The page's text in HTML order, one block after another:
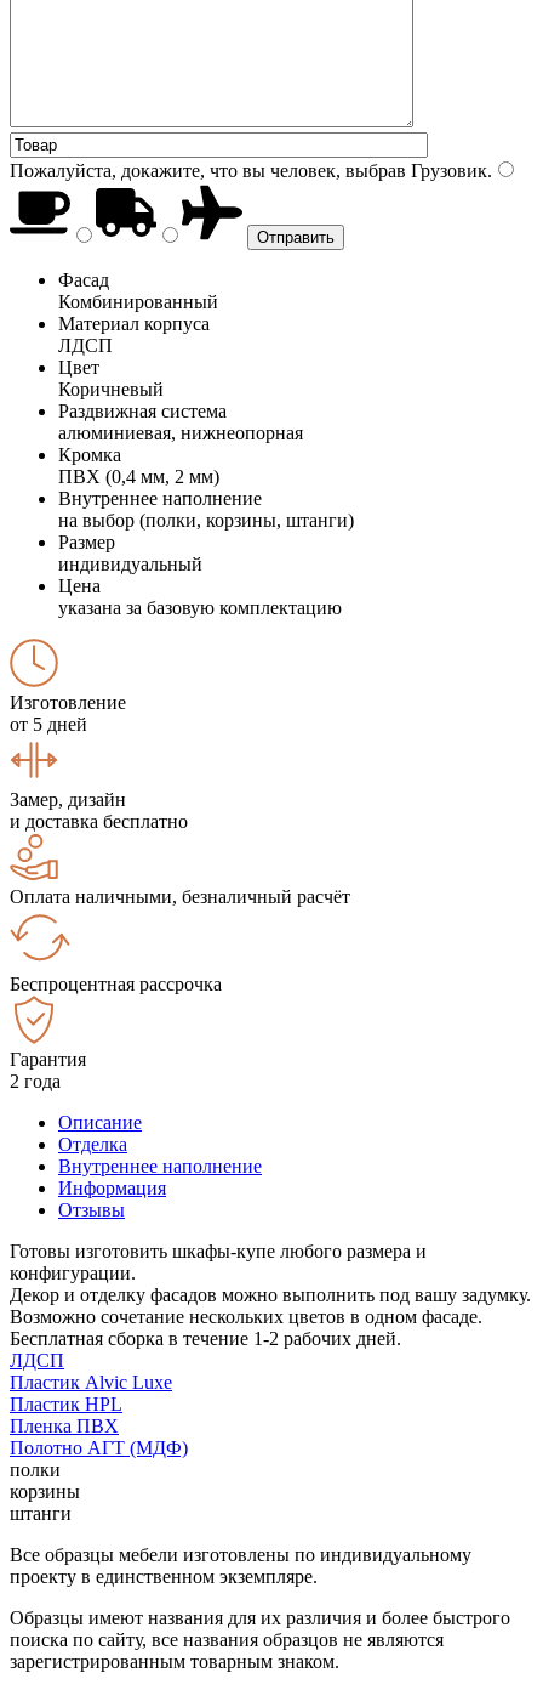
Пожалуйста, докажите, что вы человек, выбрав Грузовик.
Фасад
Комбинированный
Материал корпуса
ЛДСП
Цвет
Коричневый
Раздвижная система
алюминиевая, нижнеопорная
Кромка
ПВХ (0,4 мм, 2 мм)
Внутреннее наполнение
на выбор (полки, корзины, штанги)
Размер
индивидуальный
Цена
указана за базовую комплектацию
Изготовление
от 5 дней
Замер, дизайн
и доставка бесплатно
Оплата наличными, безналичный расчёт
Беспроцентная рассрочка
Гарантия
2 года
Описание
Отделка
Внутреннее наполнение
Информация
Отзывы
Готовы изготовить шкафы-купе любого размера и
конфигурации.
Декор и отделку фасадов можно выполнить под вашу задумку.
Возможно сочетание нескольких цветов в одном фасаде.
Бесплатная сборка в течение 1-2 рабочих дней.
ЛДСП
Пластик Alvic Luxe
Пластик HPL
Пленка ПВХ
Полотно АГТ (МДФ)
полки
корзины
штанги
Все образцы мебели изготовлены по индивидуальному
проекту в единственном экземпляре.
Образцы имеют названия для их различия и более быстрого
поиска по сайту, все названия образцов не являются
зарегистрированным товарным знаком.